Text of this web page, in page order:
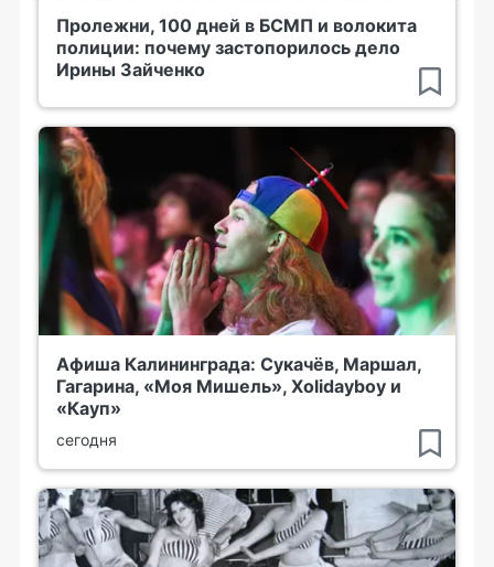
Пролежни, 100 дней в БСМП и волокита
полиции: почему застопорилось дело
Ирины Зайченко
Афиша Калининграда: Сукачёв, Маршал,
Гагарина, «Моя Мишель», Xolidayboy и
«Кауп»
сегодня